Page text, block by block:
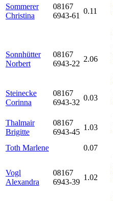
Sommerer
Christina
08167
6943-61
0.11
Sonnhütter
Norbert
08167
6943-22
2.06
Steinecke
Corinna
08167
6943-32
0.03
Thalmair
Brigitte
08167
6943-45
1.03
Toth Marlene
0.07
Vogl
Alexandra
08167
6943-39
1.02